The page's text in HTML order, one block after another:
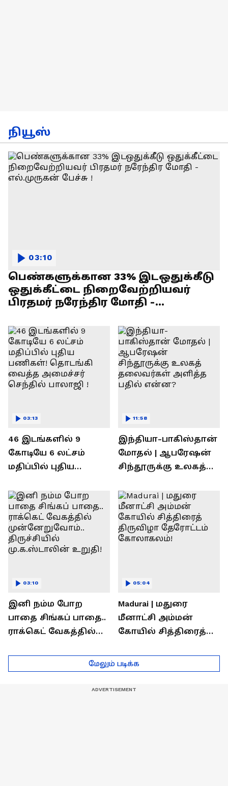
நியூஸ்
பெண்களுக்கான 33% இடஒதுக்கீடு
ஒதுக்கீட்டை நிறைவேற்றியவர்
பிரதமர் நரேந்திர மோதி -
03:10
46 இடங்களில் 9
கோடியே 6 லட்சம்
மதிப்பில் புதிய
வைத்த அமைச்சர்
செந்தில் பாலாஜி !
03:13
இந்தியா-பாகிஸ்தான்
மோதல் | ஆபரேஷன்
சிந்தூருக்கு உலகத்
பதில் என்ன?
11:58
இனி நம்ம போற
பாதை சிங்கப் பாதை..
ராக்கெட் வேகத்தில்
திருச்சியில்
மு.க.ஸ்டாலின் உறுதி!
03:10
Madurai | மதுரை
மீனாட்சி அம்மன்
கோயில் சித்திரைத்
கோலாகலம்!
05:04
மேலும் படிக்க